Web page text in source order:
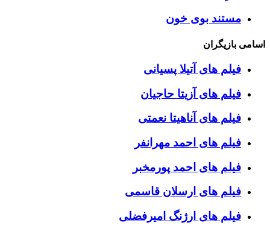
مستند بوی خون
اسامی بازیگران
فیلم های آتیلا پسیانی
فیلم های آزیتا حاجیان
فیلم های آناهیتا نعمتی
فیلم های احمد مهرانفر
فیلم های احمد پورمخبر
فیلم های ارسلان قاسمی
فیلم های ارژنگ امیرفضلی